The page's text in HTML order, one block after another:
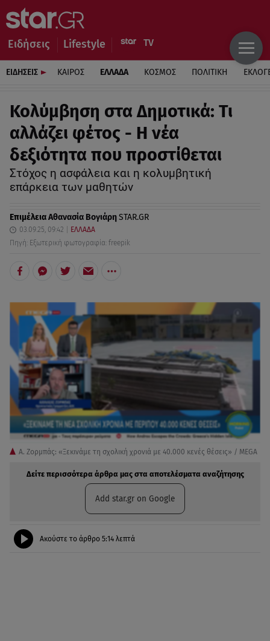
Ειδήσεις Lifestyle
ΕΙΔΗΣΕΙΣ ΚΑΙΡΟΣ ΕΛΛΑΔΑ ΚΟΣΜΟΣ ΠΟΛΙΤΙΚΗ
Κολύμβηση στα Δημοτικά: Τι
αλλάζει φέτος - Η νέα
δεξιότητα που προστίθεται
Στόχος η ασφάλεια και η κολυμβητική
επάρκεια των μαθητών
ΕπιμέλειαΑθανασία ΒογιάρηSTAR.GR
03.09.25, 09:42
ΕΛΛΑΔΑ
Πηγή: Εξωτερική φωτογραφία: freepik
Α. Ζορμπάς: «Ξεκινάμε τη σχολική χρονιά με 40.000 κενές θέσεις» / MEGA
Δείτε περισσότερα άρθρα μας στα αποτελέσματα αναζήτησης
Add star.gr on Google
Ακούστε το άρθρο 5:14 λεπτά